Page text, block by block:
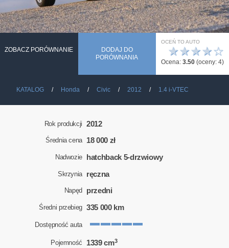
ZOBACZ PORÓWNANIE
DODAJ DO
PORÓWNANIA
OCEŃ TO AUTO
☆
★
★
★
★
Ocena: 3.50 (oceny: 4)
KATALOG Honda Civic 2012 1.4 i-VTEC
Rok produkcji 2012
Średnia cena 18 000 zł
Nadwozie hatchback 5-drzwiowy
Skrzynia ręczna
Napęd przedni
Średni przebieg 335 000 km
Dostępność auta
Pojemność 1339 cm3